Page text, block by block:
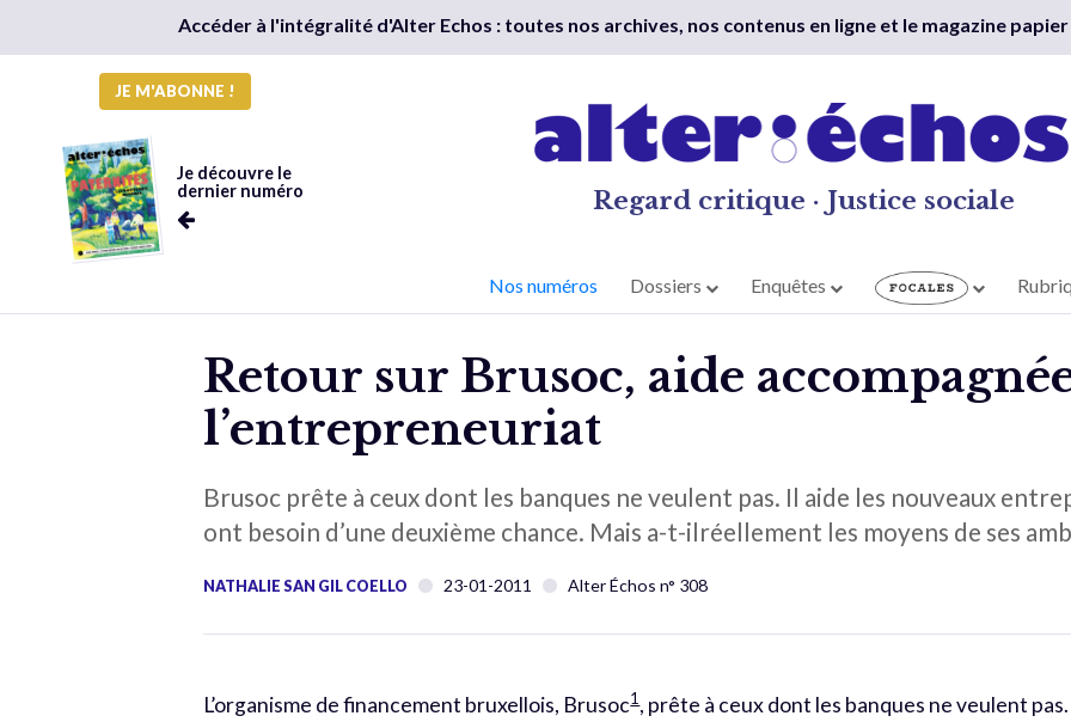
Accéder à l'intégralité d'Alter Echos : toutes nos archives, nos contenus en ligne et le magazine papier
JE M'ABONNE !
Je découvre le
dernier numéro
Regard critique · Justice sociale
Nos numéros Dossiers Enquêtes
Retour sur Brusoc, aide
l’entrepreneuriat
Brusoc prête à ceux dont les banques ne veulent pas. Il aide les nouveaux
ont besoin d’une deuxième chance. Mais a-t-ilréellement les moyens de ses
NATHALIE SAN GIL COELLO 23-01-2011 Alter Échos n° 308
L’organisme de financement bruxellois, Brusoc1, prête à ceux dont les banques ne veulent pas.